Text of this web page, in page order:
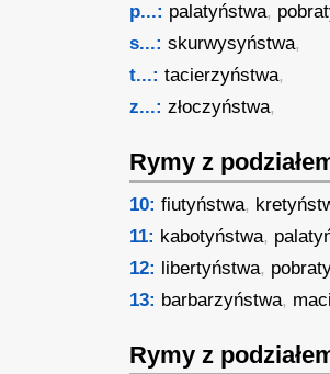
p...: palatyństwa,
s...: skurwysyństwa,
t...: tacierzyństwa,
z...: złoczyństwa,
Rymy z
10: fiutyństwa,
11: kabotyństwa,
12: libertyństwa,
13: barbarzyństwa,
Rymy z